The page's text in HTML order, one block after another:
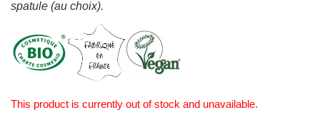
spatule (au choix).
This product is currently out of stock and unavailable.